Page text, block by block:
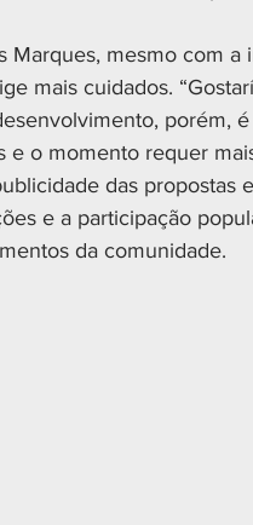
Marques, mesmo com a
mais cuidados.
porém,
o momento requer
das propostas
e a participação
da comunidade.